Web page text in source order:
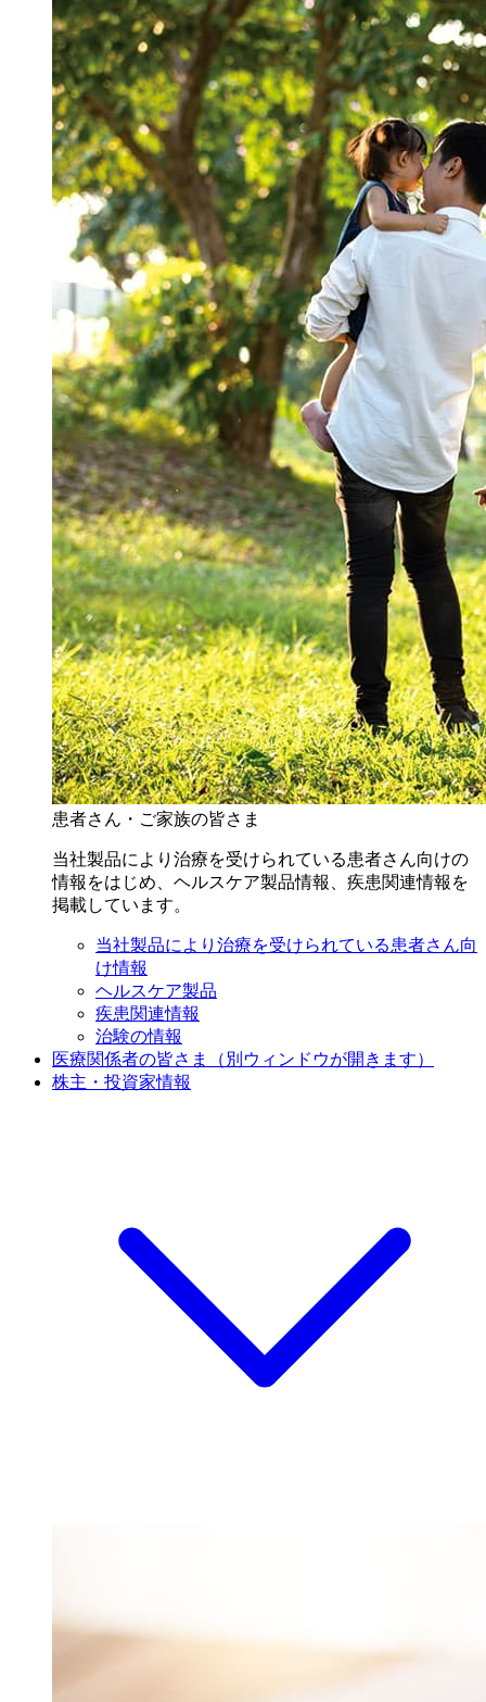
患者さん・ご家族の皆さま
当社製品により治療を受けられている患者さん向けの
情報をはじめ、ヘルスケア製品情報、疾患関連情報を
掲載しています。
当社製品により治療を受けられている患者さん向
け情報
ヘルスケア製品
疾患関連情報
治験の情報
医療関係者の皆さま
（別ウィンドウが開きます）
株主・投資家情報